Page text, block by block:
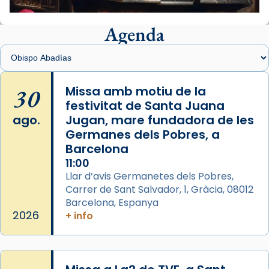
View on Facebook Share
Arquebisbat de Barcelona
1 week ago
Memòria de les santes Juliana i
Semproniana, verges i màrtirs.
Acompanyant la història de sant Cugat, a
partir de l’Edat Mitjana sorgeix la tradició
que les santes Juliana (“relatiu a Júlia”) i
Semproniana (“relatiu a Semprònia =
eterna”) són deixebles seves. I l’any 1667, el
frare Joan Gaspar Roig, afirma en una obra
que les santes són filles de l’antiga Iluro.
Mataró en reivindicarà les relíq
View on Facebook
Agenda
30
ago.
2026
Missa amb motiu de la
festivitat de Santa Juana
Jugan, mare fundadora de les
Germanes dels Pobres, a
Barcelona
11:00
Llar d’avis Germanetes dels Pobres,
Carrer de Sant Salvador, 1, Gràcia, 08012
Barcelona, Espanya
+ info